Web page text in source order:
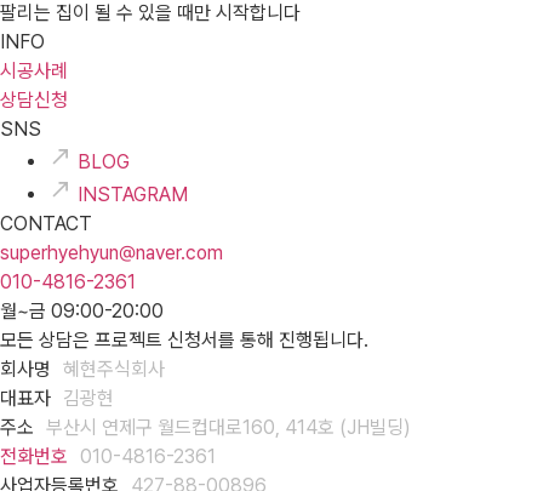
팔리는 집이 될 수 있을 때만 시작합니다
INFO
시공사례
상담신청
SNS
BLOG
INSTAGRAM
CONTACT
superhyehyun@naver.com
010-4816-2361
월~금 09:00-20:00
모든 상담은 프로젝트 신청서를 통해 진행됩니다.
회사명
혜현주식회사
대표자 김광현
주소 부산시 연제구 월드컵대로160, 414호 (JH빌딩)
전화번호
010-4816-2361
사업자등록번호
427-88-00896